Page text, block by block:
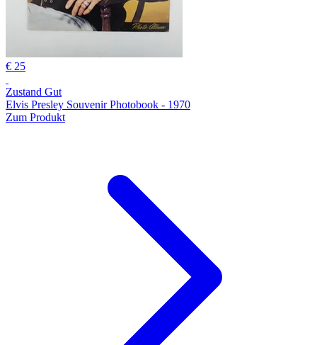
€ 25
Zustand Gut
Elvis Presley Souvenir Photobook - 1970
Zum Produkt